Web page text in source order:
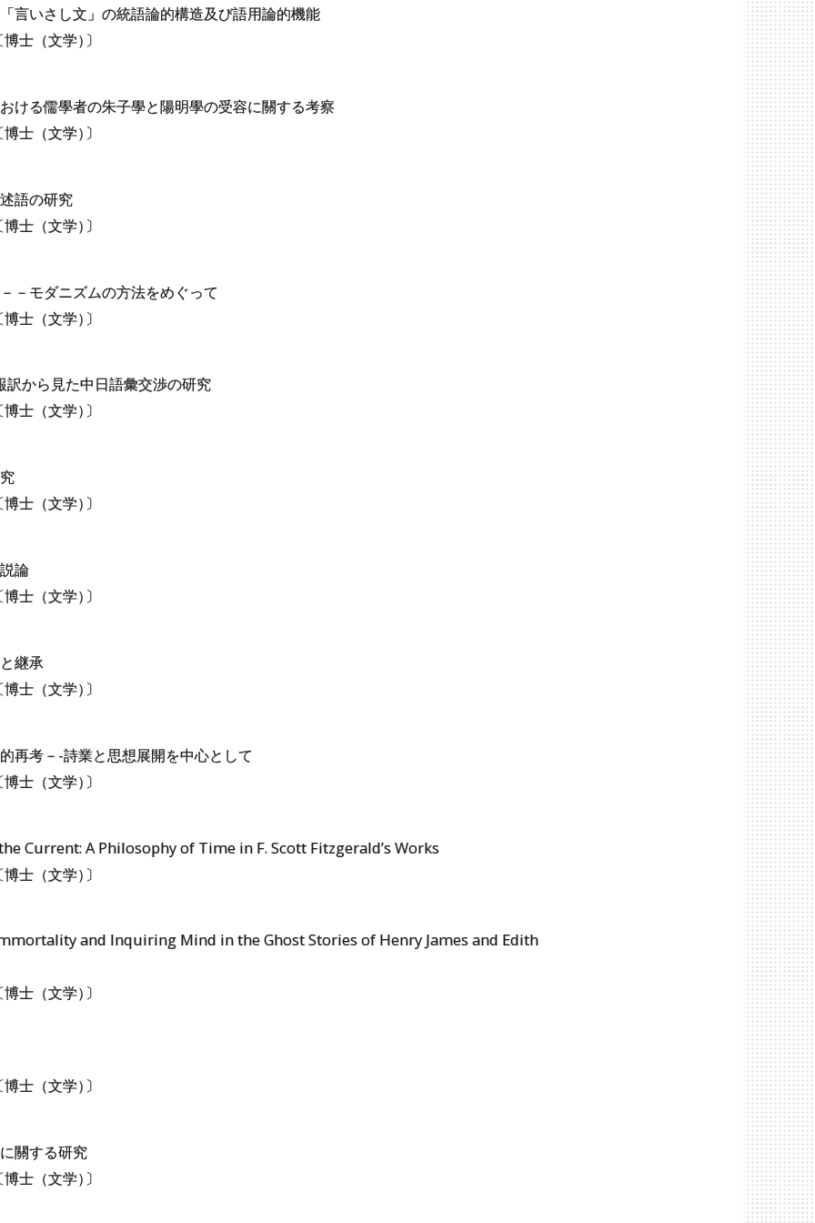
言いさし文」の統語論的構造及び語用論的機能
博士（文学） 〕
ける儒學者の朱子學と陽明學の受容に關する考察
博士（文学） 〕
語の研究
博士（文学） 〕
－モダニズムの方法をめぐって
博士（文学） 〕
訳から見た中日語彙交渉の研究
博士（文学） 〕
博士（文学） 〕
論
博士（文学） 〕
継承
博士（文学） 〕
再考－-詩業と思想展開を中心として
博士（文学） 〕
Current: A Philosophy of Time in F. Scott Fitzgerald’s Works
博士（文学） 〕
and Inquiring Mind in the Ghost Stories of Henry James and Edith
博士（文学） 〕
博士（文学） 〕
關する研究
博士（文学） 〕